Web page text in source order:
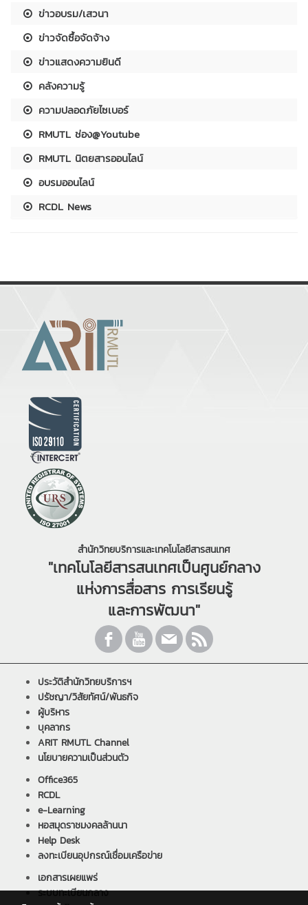
ข่าวอบรม/เสวนา
ข่าวจัดซื้อจัดจ้าง
ข่าวแสดงความยินดี
คลังความรู้
ความปลอดภัยไซเบอร์
RMUTL ช่อง@Youtube
RMUTL นิตยสารออนไลน์
อบรมออนไลน์
RCDL News
สำนักวิทยบริการและเทคโนโลยีสารสนเทศ
"เทคโนโลยีสารสนเทศเป็นศูนย์กลาง
แห่งการสื่อสาร การเรียนรู้
และการพัฒนา"
ประวัติสำนักวิทยบริการฯ
ปรัชญา/วิสัยทัศน์/พันธกิจ
ผู้บริหาร
บุคลากร
ARIT RMUTL Channel
นโยบายความเป็นส่วนตัว
Office365
RCDL
e-Learning
หอสมุดราชมงคลล้านนา
Help Desk
ลงทะเบียนอุปกรณ์เชื่อมเครือข่าย
เอกสารเผยแพร่
ระบบทะเบียนกลาง